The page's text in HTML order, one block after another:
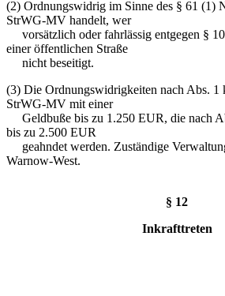
(2) Ordnungswidrig im Sinne des § 61 (1)
StrWG-MV handelt, wer
vorsätzlich oder fahrlässig entgegen §
einer öffentlichen Straße
nicht beseitigt.
(3) Die Ordnungswidrigkeiten nach Abs. 1
StrWG-MV mit einer
Geldbuße bis zu 1.250 EUR, die nach
bis zu 2.500 EUR
geahndet werden. Zuständige
Warnow-West.
§ 12
Inkrafttreten